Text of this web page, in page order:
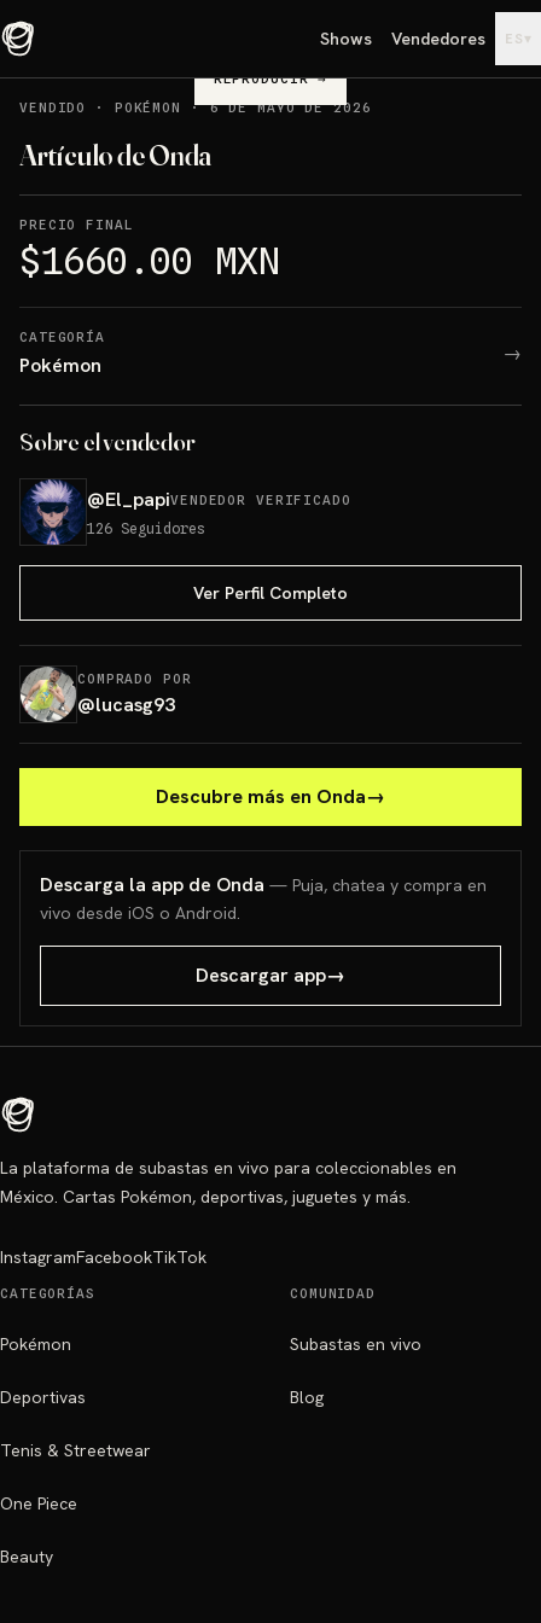
Shows Vendedores ES ▾
REPRODUCIR→
VENDIDO
· POKÉMON ·6 DE MAYO DE 2026
Artículo de Onda
PRECIO FINAL
$1660.00 MXN
CATEGORÍA
Pokémon →
Sobre el vendedor
@El_papiVENDEDOR VERIFICADO
126 Seguidores
Ver Perfil Completo
COMPRADO POR
@lucasg93
Descubre más en Onda→
Descarga la app de Onda — Puja, chatea y compra en
vivo desde iOS o Android.
Descargar app→
La plataforma de subastas en vivo para coleccionables en
México. Cartas Pokémon, deportivas, juguetes y más.
InstagramFacebookTikTok
CATEGORÍAS
Pokémon
Deportivas
Tenis & Streetwear
One Piece
Beauty
COMUNIDAD
Subastas en vivo
Blog